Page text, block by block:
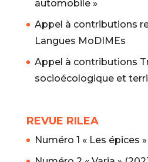
automobile »
Appel à contributions
Langues MoDIMEs
Appel à contributions
socioécologique et
REVUE RILEA
Numéro 1 « Les épices